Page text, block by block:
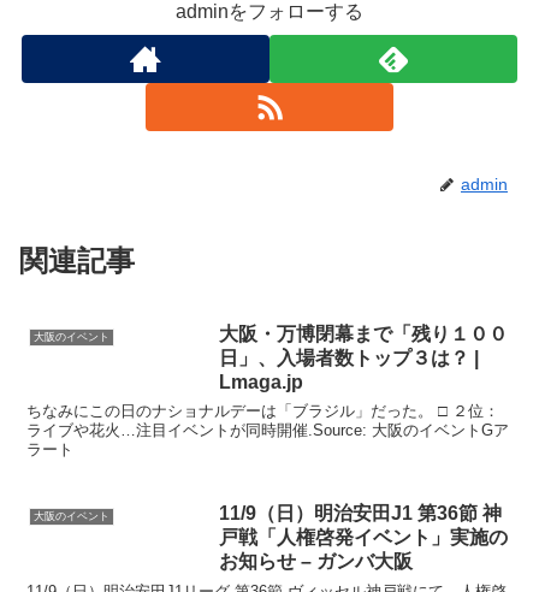
adminをフォローする
admin
関連記事
大阪のイベント 大阪 ・万博閉幕まで「残り１００
日」、入場者数トップ３は？ |
Lmaga.jp
ちなみにこの日のナショナルデーは「ブラジル」だった。 □ ２位：
ライブや花火…注目イベントが同時開催.Source: 大阪のイベントGア
ラート
大阪のイベント
11/9（日）明治安田J1 第36節 神
戸戦「人権啓発イベント 」実施の
お知らせ – ガンバ大阪